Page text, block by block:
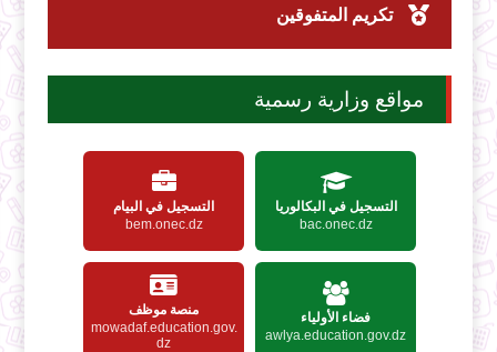
تكريم المتفوقين
مواقع وزارية رسمية
التسجيل في البكالوريا
bac.onec.dz
التسجيل في البيام
bem.onec.dz
فضاء الأولياء
awlya.education.gov.dz
منصة موظف
mowadaf.education.gov.
dz